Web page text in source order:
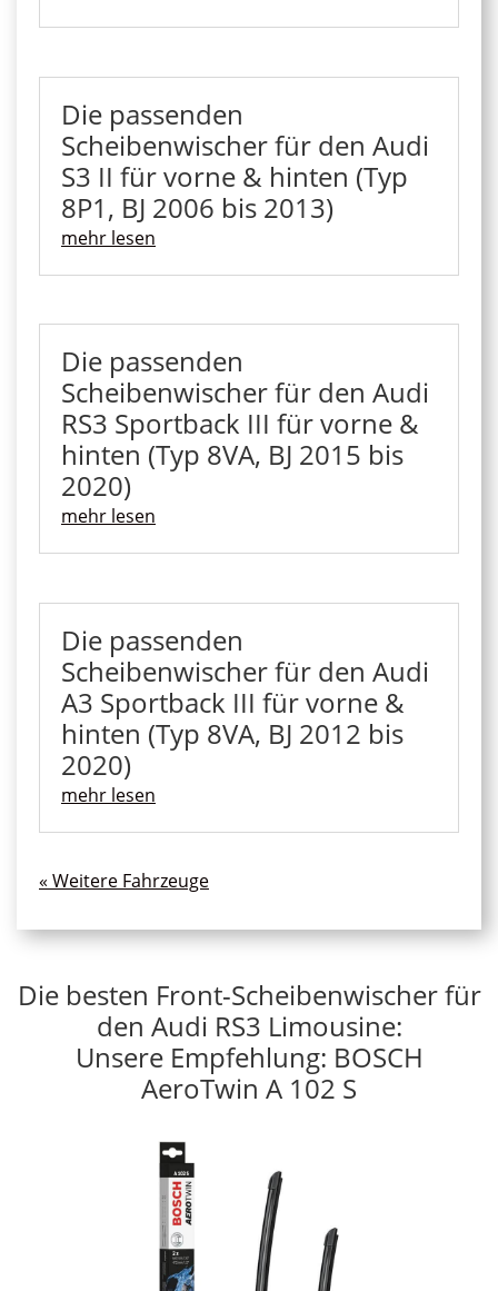
Die passenden
Scheibenwischer für den Audi
S3 II für vorne & hinten (Typ
8P1, BJ 2006 bis 2013)
mehr lesen
Die passenden
Scheibenwischer für den Audi
RS3 Sportback III für vorne &
hinten (Typ 8VA, BJ 2015 bis
2020)
mehr lesen
Die passenden
Scheibenwischer für den Audi
A3 Sportback III für vorne &
hinten (Typ 8VA, BJ 2012 bis
2020)
mehr lesen
Die besten Front-Scheibenwischer für
den Audi RS3 Limousine:
Unsere Empfehlung: BOSCH
AeroTwin A 102 S